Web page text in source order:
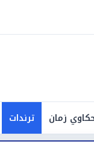
زمان ترندات